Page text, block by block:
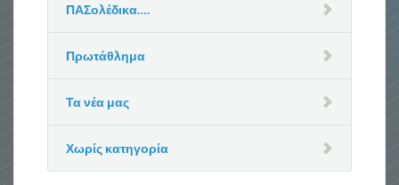
ΠΑΣολέδικα….
Πρωτάθλημα
Τα νέα μας
Χωρίς κατηγορία